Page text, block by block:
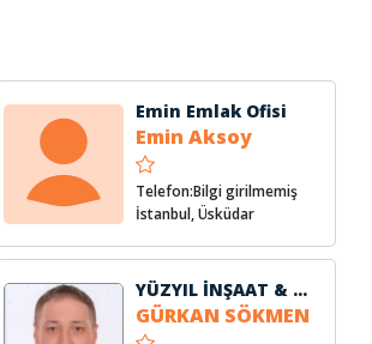
Emin Emlak Ofisi
Emin Aksoy
Telefon:Bilgi girilmemiş
İstanbul, Üsküdar
YÜZYIL İNŞAAT & EMLAK
GÜRKAN SÖKMEN